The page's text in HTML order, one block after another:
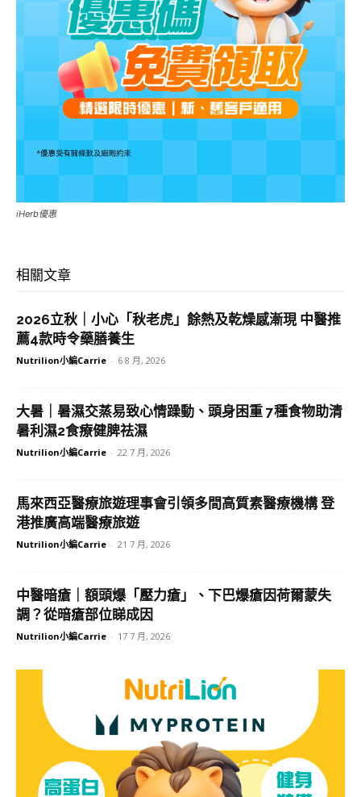
iHerb優惠
相關文章
2026立秋｜小心「秋老虎」餘熱及乾燥感漸現 中醫推
薦4款時令藥膳養生
Nutrilion小編Carrie - 6 8 月, 2026
大暑｜暑濕交蒸易致心情躁動、頭身困重 7種食物助清
暑利濕2食療健脾祛濕
Nutrilion小編Carrie - 22 7 月, 2026
馬來西亞醫療旅遊理事會引領多間高質素醫療機構 登
港推廣高端醫療旅遊
Nutrilion小編Carrie - 21 7 月, 2026
中醫暗瘡｜額頭爆「壓力瘡」、下巴爆瘡因荷爾蒙失
調？從暗瘡部位睇成因
Nutrilion小編Carrie - 17 7 月, 2026